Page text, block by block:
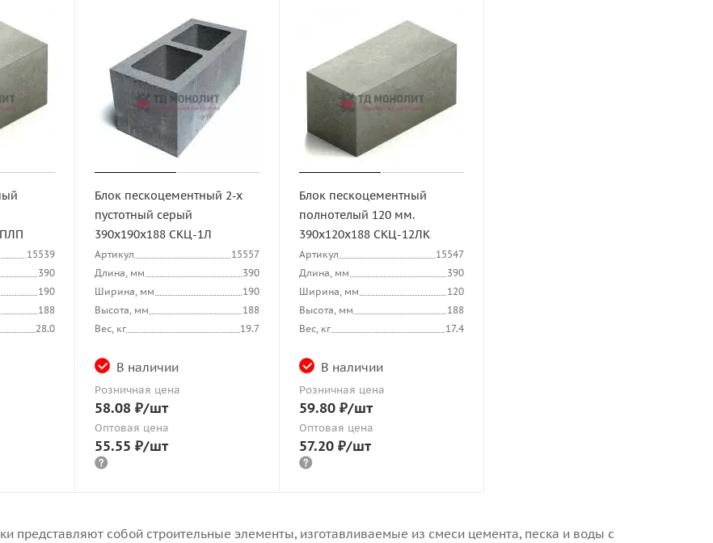
15539
390
190
188
28.0
Блок пескоцементный 2-х
пустотный серый
390х190х188 СКЦ-1Л
Артикул
15557
Длина, мм
390
Ширина, мм
190
Высота, мм
188
Вес, кг
19.7
В наличии
Розничная цена
58.08 ₽/шт
Оптовая цена
55.55 ₽/шт
Блок пескоцементный
полнотелый 120 мм.
390х120х188 СКЦ-12ЛК
Артикул
15547
Длина, мм
390
Ширина, мм
120
Высота, мм
188
Вес, кг
17.4
В наличии
Розничная цена
59.80 ₽/шт
Оптовая цена
57.20 ₽/шт
представляют собой строительные элементы, изготавливаемые из смеси цемента, песка и воды с